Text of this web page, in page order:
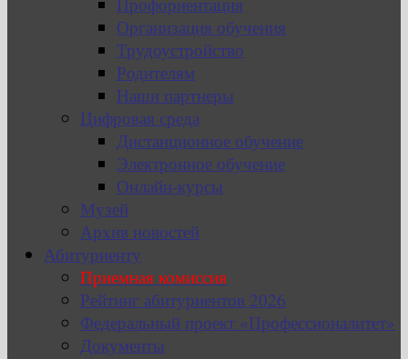
Организация обучения
Трудоустройство
Родителям
Наши партнеры
Цифровая среда
Дистанционное обучение
Электронное обучение
Онлайн-курсы
Музей
Архив новостей
Абитуриенту
Приемная комиссия
Рейтинг абитуриентов 2026
Федеральный проект «Профессионалитет»
Документы